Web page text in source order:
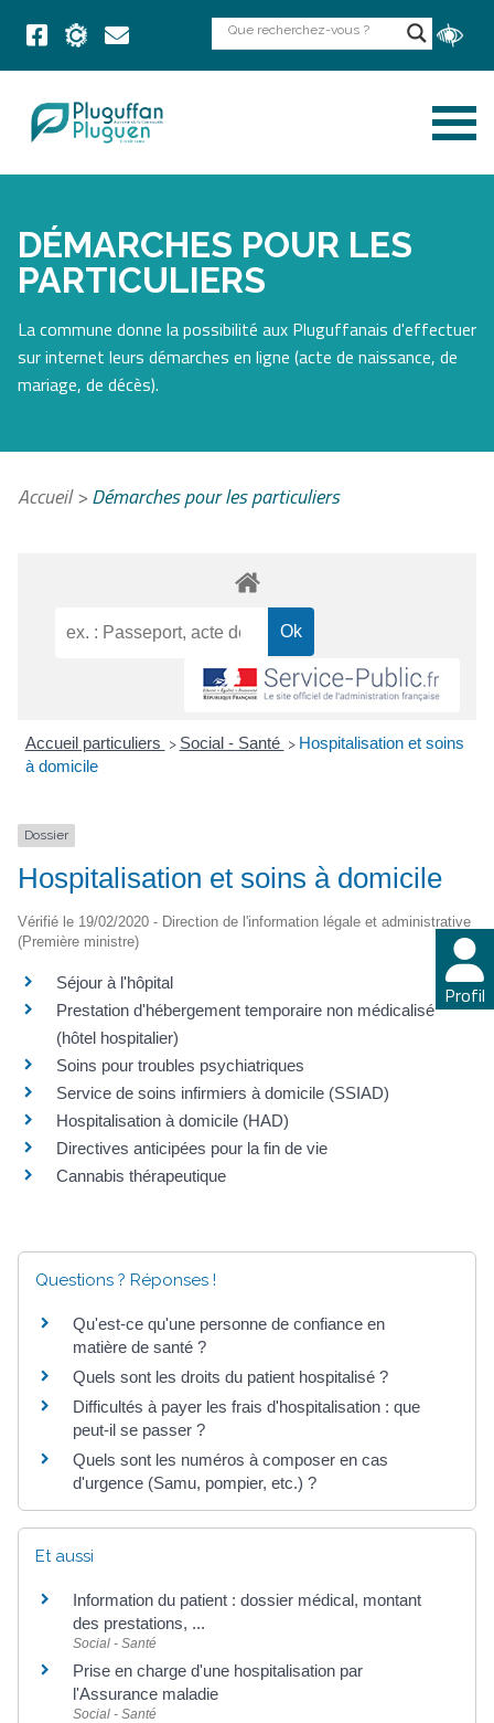
DÉMARCHES POUR LES
PARTICULIERS
La commune donne la possibilité aux Pluguffanais d'effectuer
sur internet leurs démarches en ligne (acte de naissance, de
mariage, de décès).
Profil
Accueil>Démarches pour les particuliers
Accueil particuliers > Social - Santé > Hospitalisation et soins
à domicile
Dossier
Hospitalisation et soins à domicile
Vérifié le 19/02/2020 - Direction de l'information légale et administrative
(Première ministre)
Séjour à l'hôpital
Prestation d'hébergement temporaire non médicalisé
(hôtel hospitalier)
Soins pour troubles psychiatriques
Service de soins infirmiers à domicile (SSIAD)
Hospitalisation à domicile (HAD)
Directives anticipées pour la fin de vie
Cannabis thérapeutique
Questions ? Réponses !
Qu'est-ce qu'une personne de confiance en
matière de santé ?
Quels sont les droits du patient hospitalisé ?
Difficultés à payer les frais d'hospitalisation : que
peut-il se passer ?
Quels sont les numéros à composer en cas
d'urgence (Samu, pompier, etc.) ?
Et aussi
Information du patient : dossier médical, montant
des prestations, ...
Social - Santé
Prise en charge d'une hospitalisation par
l'Assurance maladie
Social - Santé